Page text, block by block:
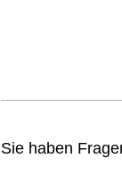
Sie haben